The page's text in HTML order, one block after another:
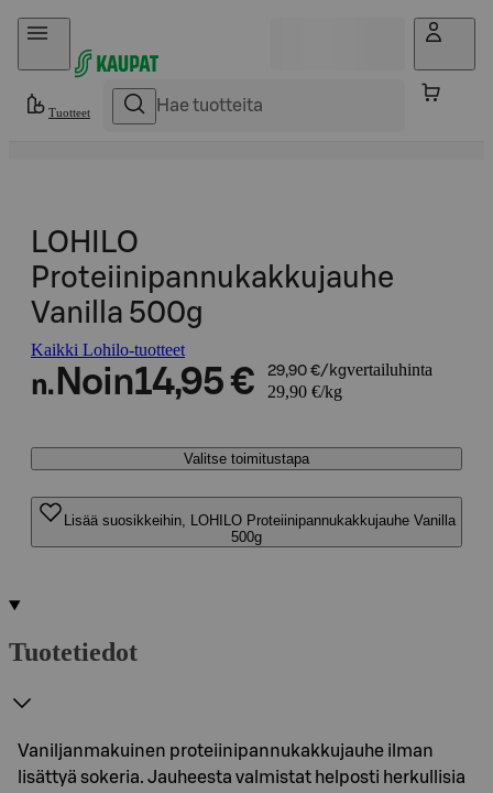
Hyppää sisältöön
Tuotteet
LOHILO
Proteiinipannukakkujauhe
Vanilla 500g
Kaikki Lohilo-tuotteet
n. Noin14,95 € 29,90 €/kgvertailuhinta
29,90 €/kg
Valitse toimitustapa
Lisää suosikkeihin, LOHILO Proteiinipannukakkujauhe Vanilla
500g
Tuotetiedot
Vaniljanmakuinen proteiinipannukakkujauhe ilman
lisättyä sokeria. Jauheesta valmistat helposti herkullisia